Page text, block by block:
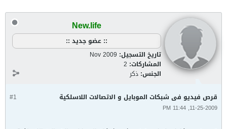
New.life
:: عضو جديد ::
تاريخ التسجيل: Nov 2009
المشاركات: 2
الجنس: ذكر
#1 قرص فيديو فى شبكات الموبايل و الاتصالات اللاسلكية
11-25-2009, 11:44 PM